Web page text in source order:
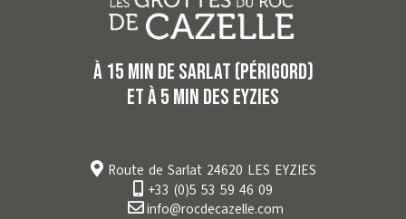
à 15 min de Sarlat (Périgord)
et à 5 min des Eyzies
Route de Sarlat 24620 LES EYZIES
+33 (0)5 53 59 46 09
info@rocdecazelle.com